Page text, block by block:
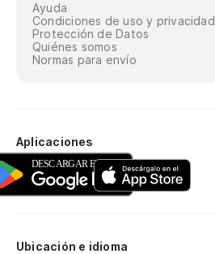
Ayuda
Condiciones de uso y privacidad
Protección de Datos
Quiénes somos
Normas para envío
Aplicaciones
Ubicación e idioma